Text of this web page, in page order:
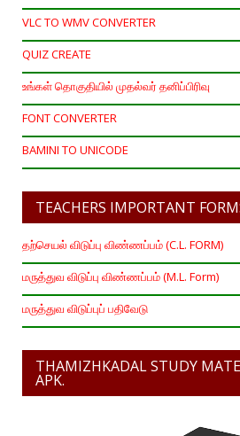
VLC TO WMV CONVERTER
QUIZ CREATE
உங்கள் தொகுதியில் முதல்வர் தனிப்பிரிவு
FONT CONVERTER
BAMINI TO UNICODE
TEACHERS IMPORTANT
தற்செயல் விடுப்பு விண்ணப்பம் (C.L. FORM)
மருத்துவ விடுப்பு விண்ணப்பம் (M.L. Form)
மருத்துவ விடுப்புப் பதிவேடு
THAMIZHKADAL STUDY
APK.